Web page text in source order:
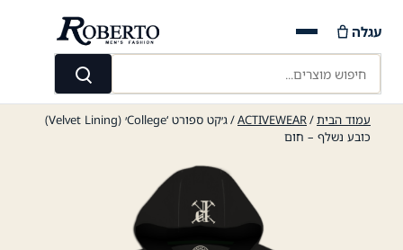
content
חיפוש מוצרים...
חיפוש
עגלה
עמוד הבית/
ACTIVEWEAR
/ ג׳קט ספורט ‘College׳ (Velvet Lining)
כובע נשלף – חום